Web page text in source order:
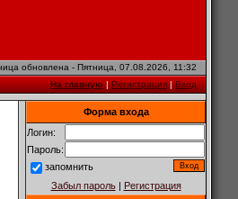
обновлена - Пятница, 07.08.2026, 11:32
На главную|Регистрация|Вход
Форма входа
Логин:
Пароль:
запомнить
Забыл пароль| Регистрация